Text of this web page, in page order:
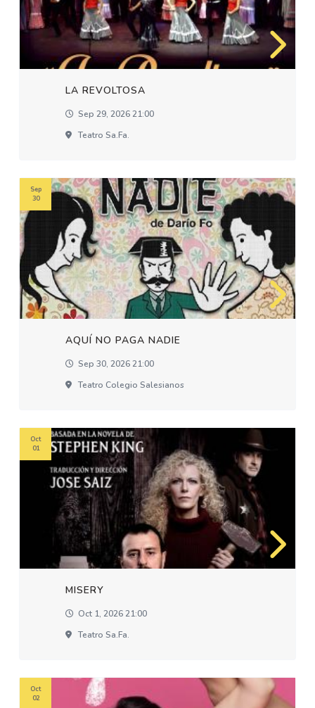
LA REVOLTOSA
Sep 29, 2026 21:00
Teatro Sa.fa.
AQUÍ NO PAGA NADIE
Sep 30, 2026 21:00
Teatro Colegio Salesianos
Sep
30
MISERY
Oct 1, 2026 21:00
Teatro Sa.fa.
Oct
01
Oct
02